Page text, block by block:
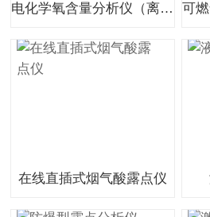
电化学氧含量分析仪（离心机反应釜专用）
在线直插式烟气酸露点仪